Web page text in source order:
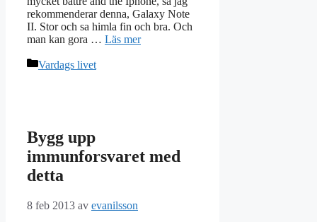
rekommenderar denna, Galaxy Note
II. Stor och sa himla fin och bra. Och
man kan gora … Läs mer
Kategorier
Vardags livet
Bygg upp
immunforsvaret med
detta
8 feb 2013 av evanilsson